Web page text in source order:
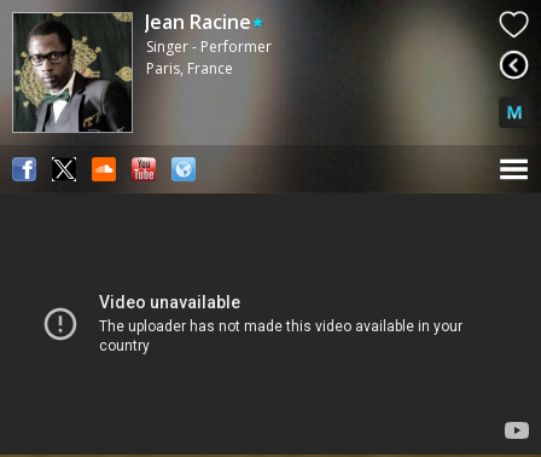
Jean Racine
Singer - Performer
Paris, France